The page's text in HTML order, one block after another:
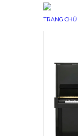
TRANG CHỦ